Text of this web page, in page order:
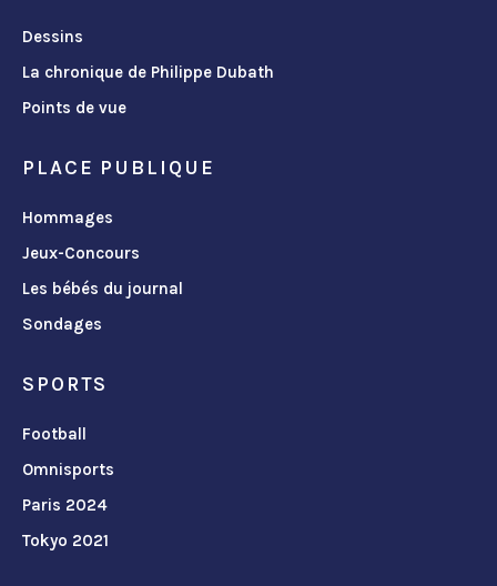
Dessins
La chronique de Philippe Dubath
Points de vue
PLACE PUBLIQUE
Hommages
Jeux-Concours
Les bébés du journal
Sondages
SPORTS
Football
Omnisports
Paris 2024
Tokyo 2021